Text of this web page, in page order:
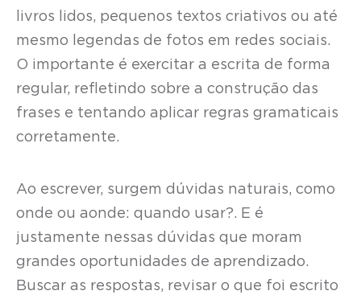
livros lidos, pequenos textos criativos ou até
mesmo legendas de fotos em redes sociais.
O importante é exercitar a escrita de forma
regular, refletindo sobre a construção das
frases e tentando aplicar regras gramaticais
corretamente.
Ao escrever, surgem dúvidas naturais, como
onde ou aonde: quando usar?. E é
justamente nessas dúvidas que moram
grandes oportunidades de aprendizado.
Buscar as respostas, revisar o que foi escrito